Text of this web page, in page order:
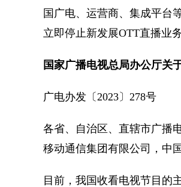
国广电、运营商、集成平台
立即停止新发展OTT直播业
国家广播电视总局办公厅关
广电办发〔2023〕278号
各省、自治区、直辖市广播
移动通信集团有限公司，中
目前，我国收看电视节目的